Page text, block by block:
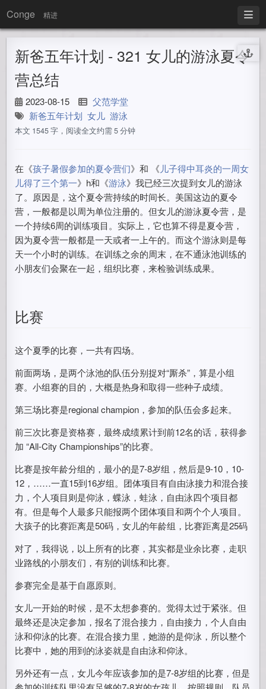
Conge 精进
新爸五年计划 - 321 女儿的游泳夏令
营总结
2023-08-15
父范学堂
新爸五年计划 女儿 游泳
本文 1545 字，阅读全文约需 5 分钟
在《孩子暑假参加的夏令营们》和 《 儿子得中耳炎的一周女
儿得了三个第一》h和《游泳》我已经三次提到女儿的游泳
了。原因是，这个夏令营持续的时间长。美国这边的夏令
营，一般都是以周为单位注册的。但女儿的游泳夏令营，是
一个持续6周的训练项目。实际上，它也算不得是夏令营，
因为夏令营一般都是一天或者一上午的。而这个游泳则是每
天一个小时的训练。在训练之余的周末，在不通泳池训练的
小朋友们会聚在一起，组织比赛，来检验训练成果。
比赛
这个夏季的比赛，一共有四场。
前面两场，是两个泳池的队伍分别捉对“厮杀”，算是小组
赛。小组赛的目的，大概是热身和取得一些种子成绩。
第三场比赛是regional champion，参加的队伍会多起来。
前三次比赛是资格赛，最终成绩累计到前12名的话，获得参
加 “All-City Championships”的比赛。
比赛是按年龄分组的，最小的是7-8岁组，然后是9-10，10-
12，……一直15到16岁组。团体项目有自由泳接力和混合接
力，个人项目则是仰泳，蝶泳，蛙泳，自由泳四个项目都
有。但是每个人最多只能报两个团体项目和两个个人项目。
大孩子的比赛距离是50码，女儿的年龄组，比赛距离是25码
对了，我得说，以上所有的比赛，其实都是业余比赛，走职
业路线的小朋友们，有别的训练和比赛。
参赛完全是基于自愿原则。
女儿一开始的时候，是不太想参赛的。觉得太过于紧张。但
最终还是决定参加，报名了混合接力，自由接力，个人自由
泳和仰泳的比赛。在混合接力里，她游的是仰泳，所以整个
比赛中，她的用到的泳姿就是自由泳和仰泳。
另外还有一点，女儿今年应该参加的是7-8岁组的比赛，但是